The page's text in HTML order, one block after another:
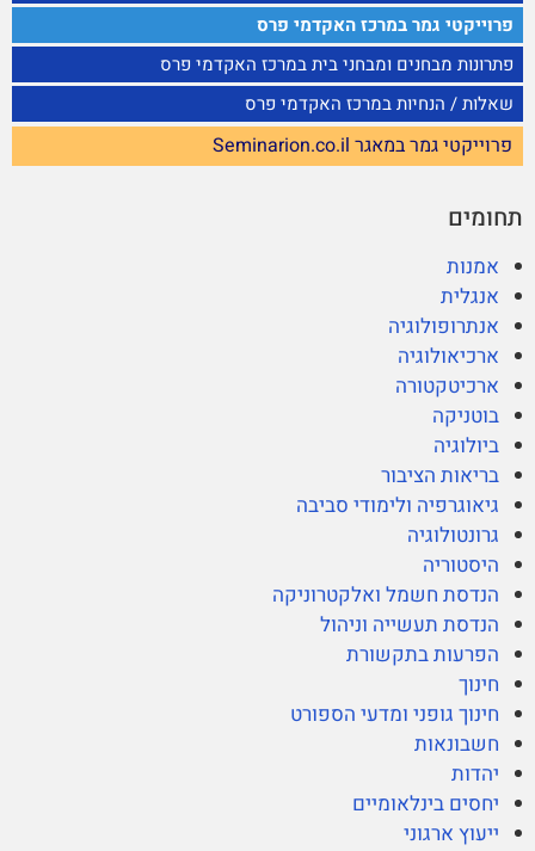
פרוייקטי גמר במרכז האקדמי פרס
פתרונות מבחנים ומבחני בית במרכז האקדמי פרס
שאלות / הנחיות במרכז האקדמי פרס
פרוייקטי גמר במאגר Seminarion.co.il
תחומים
אמנות
אנגלית
אנתרופולוגיה
ארכיאולוגיה
ארכיטקטורה
בוטניקה
ביולוגיה
בריאות הציבור
גיאוגרפיה ולימודי סביבה
גרונטולוגיה
היסטוריה
הנדסת חשמל ואלקטרוניקה
הנדסת תעשייה וניהול
הפרעות בתקשורת
חינוך
חינוך גופני ומדעי הספורט
חשבונאות
יהדות
יחסים בינלאומיים
ייעוץ ארגוני